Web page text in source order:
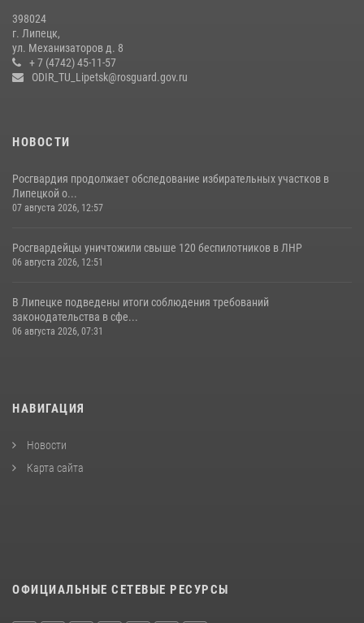
Липецке
17 июля 2026, 12:26 5
398024
г. Липецк,
ул. Механизаторов д. 8
+ 7 (4742) 45-11-57
ODIR_TU_Lipetsk@rosguard.gov.ru
НОВОСТИ
Росгвардия продолжает обследование избирательных участков в
Липецкой о...
07 августа 2026, 12:57
Росгвардейцы уничтожили свыше 120 беспилотников в ЛНР
06 августа 2026, 12:51
В Липецке подведены итоги соблюдения требований
законодательства в сфе...
06 августа 2026, 07:31
НАВИГАЦИЯ
Новости
Карта сайта
ОФИЦИАЛЬНЫЕ СЕТЕВЫЕ РЕСУРСЫ